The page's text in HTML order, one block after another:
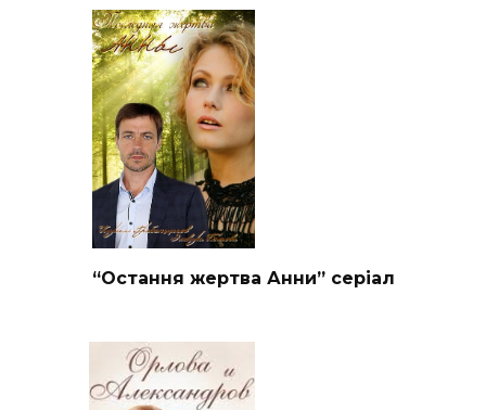
“Остання жертва Анни” серіал